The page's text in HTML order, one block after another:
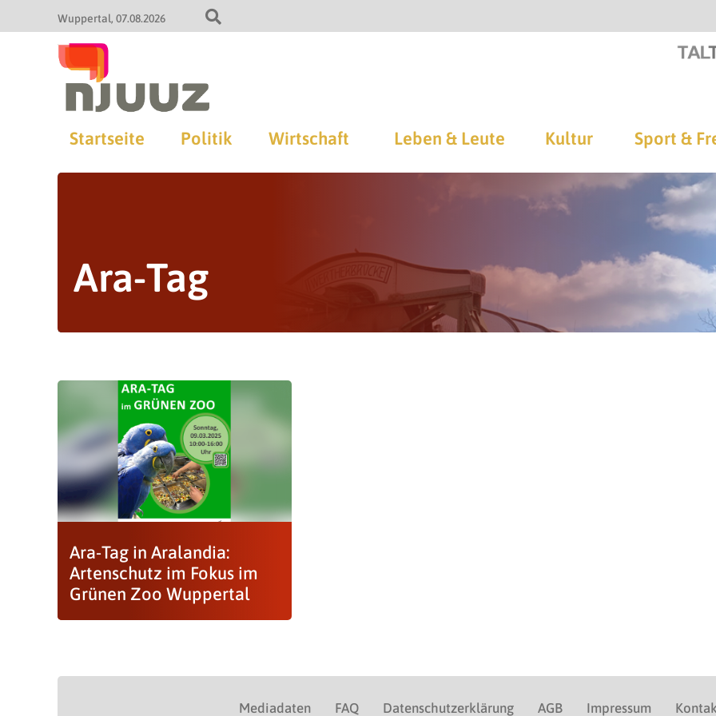
Wuppertal 07.08.2026
Startseite Politik Wirtschaft Leben & Leute Kultur Sport &
Ara-Tag
Ara-Tag in Aralandia:
Artenschutz im Fokus im
Grünen Zoo Wuppertal
Mediadaten FAQ Datenschutzerklärung AGB Impressum